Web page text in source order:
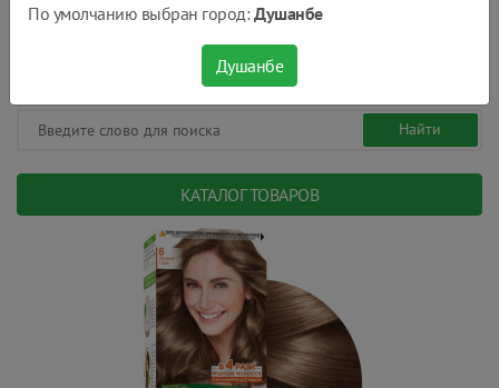
КАТАЛОГ ТОВАРОВ
По умолчанию выбран город:Душанбе
Душанбе